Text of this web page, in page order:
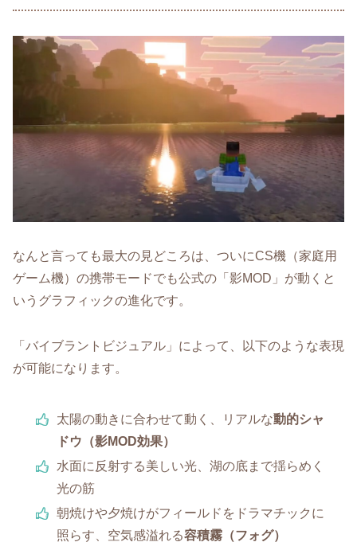
なんと言っても最大の見どころは、ついにCS機（家庭用
ゲーム機）の携帯モードでも公式の「影MOD」が動くと
いうグラフィックの進化です。
「バイブラントビジュアル」によって、以下のような表現
が可能になります。
太陽の動きに合わせて動く、リアルな動的シャ
ドウ（影MOD効果）
水面に反射する美しい光、湖の底まで揺らめく
光の筋
朝焼けや夕焼けがフィールドをドラマチックに
照らす、空気感溢れる容積霧（フォグ）